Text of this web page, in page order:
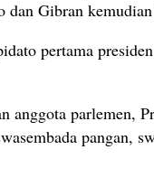
dan Gibran
pertama
anggota parlemen,
pangan,